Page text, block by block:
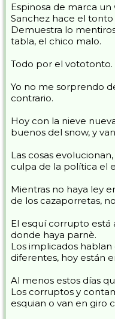
Espinosa de marca
Sanchez hace el
Demuestra lo
tabla, el chico malo.
Todo por el vototonto.
Yo no me sorprendo
contrario.
Hoy con la nieve
buenos del snow, y
Las cosas
culpa de la política el
Mientras no haya ley
de los cazaporretas,
El esquí corrupto está
donde haya parnè.
Los implicados
diferentes, hoy están
Al menos estos días
Los corruptos y
esquian o van en giro